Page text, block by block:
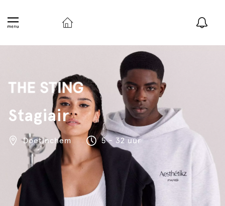
Stagiair
Doetinchem 5 - 32 uur